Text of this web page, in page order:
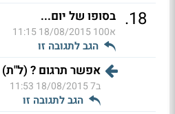
18
. בסופו של יום...
א100 18/08/2015 11:15
הגב לתגובה זו
אפשר תרגום ? (ל"ת)
ב7 18/08/2015 11:53
הגב לתגובה זו